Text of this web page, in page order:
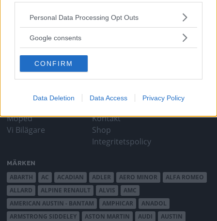
Please note that this website/app uses one or more Google
not limited to your visit or usage behaviour. You may click to
use your data for below specified purposes in below Google
consent section.
Personal Data Processing Opt Outs
Google consents
CONFIRM
Data Deletion Data Access Privacy Policy
911. På många sätt var den bättre, men slagskuggan från
legenden var stark. Nu har 944 Turbo börjat kliva ut i ljuset!
Gasa (10)
Moped
Vi Bilägare
KUNDSERVICE
Kontakt
Shop
Integritetspolicy
MÄRKEN
ABARTH AC ACADIAN ADLER AERO MINOR
ALFA ROMEO
ALLARD
ALPINE RENAULT ALVIS
AMC
AMERICAN AUSTIN - BANTAM
AMPHICAR
ANADOL
ARMSTRONG SIDDELEY
ASTON MARTIN AUDI
AUSTIN